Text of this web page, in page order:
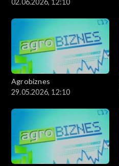
Agrobiznes
29.05.2026, 12:10